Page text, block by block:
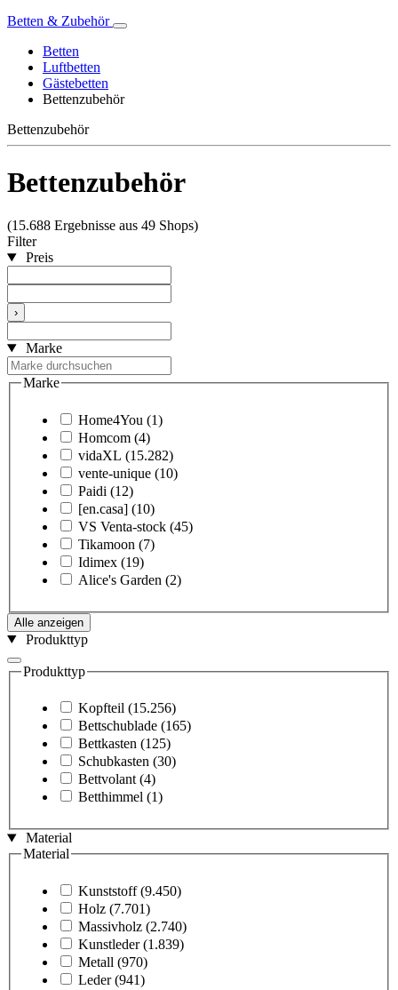
Betten & Zubehör
Betten
Luftbetten
Gästebetten
Bettenzubehör
Bettenzubehör
Bettenzubehör
(15.688 Ergebnisse aus 49 Shops)
Filter
Preis
›
Marke
Marke
Home4You (1)
Homcom (4)
vidaXL (15.282)
vente-unique (10)
Paidi (12)
[en.casa] (10)
VS Venta-stock (45)
Tikamoon (7)
Idimex (19)
Alice's Garden (2)
Alle anzeigen
Produkttyp
Produkttyp
Kopfteil (15.256)
Bettschublade (165)
Bettkasten (125)
Schubkasten (30)
Bettvolant (4)
Betthimmel (1)
Material
Material
Kunststoff (9.450)
Holz (7.701)
Massivholz (2.740)
Kunstleder (1.839)
Metall (970)
Leder (941)